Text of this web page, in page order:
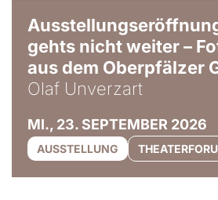
gehts nicht weiter –
aus dem Oberpfälzer
Olaf Unverzart
MI., 23. SEPTEMBER 2026
AUSSTELLUNG